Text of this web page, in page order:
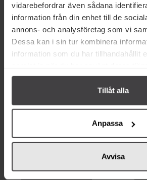
vidarebefordrar även sådana
information från din enhet till de
annons- och analysföretag som vi
Dessa kan i sin tur kombinera
information som du har tillhandahållit
Tillåt alla
Anpassa
Avvisa
Andra köper